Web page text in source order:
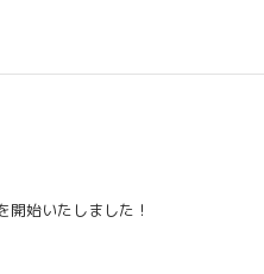
始いたしました！